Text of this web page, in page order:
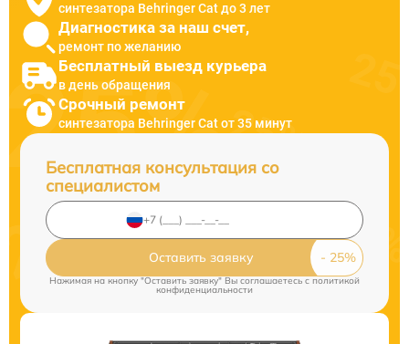
синтезатора Behringer Cat до 3 лет
Диагностика за наш счет,
ремонт по желанию
Бесплатный выезд курьера
в день обращения
Срочный ремонт
синтезатора Behringer Cat от 35 минут
Бесплатная консультация со
специалистом
Оставить заявку
Нажимая на кнопку "Оставить заявку" Вы соглашаетесь cполитикой
конфиденциальности